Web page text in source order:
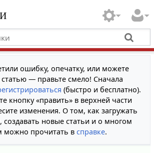
ошибку, опечатку, или можете
— правьте смело! Сначала
(быстро и бесплатно).
кнопку «править» в верхней части
изменения. О том, как загружать
создавать новые статьи и о многом
можно прочитать в справке.